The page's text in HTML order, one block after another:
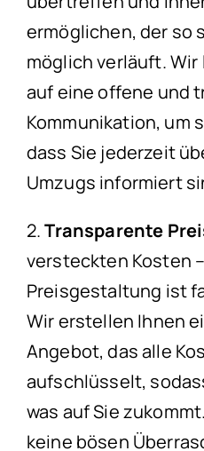
ermöglichen, der so
möglich verläuft.
auf eine offene und
Kommunikation, um
dass Sie jederzeit
Umzugs informiert
2.Transparente
versteckten Kosten
Preisgestaltung ist
Wir erstellen Ihnen
Angebot, das alle
aufschlüsselt,
was auf Sie
keine bösen